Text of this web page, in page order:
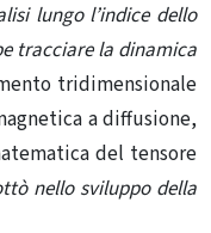
lungo l’indice dello
tracciare la dinamica
tridimensionale
a diffusione,
del tensore
nello sviluppo della